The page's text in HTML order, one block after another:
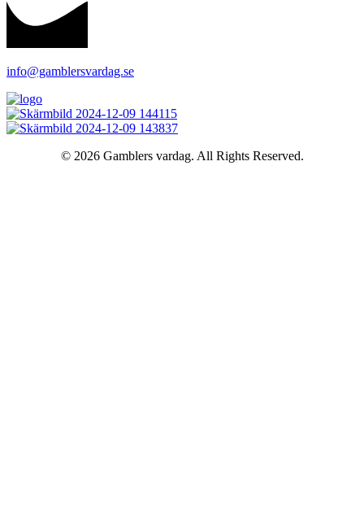
info@gamblersvardag.se
© 2026 Gamblers vardag. All Rights Reserved.